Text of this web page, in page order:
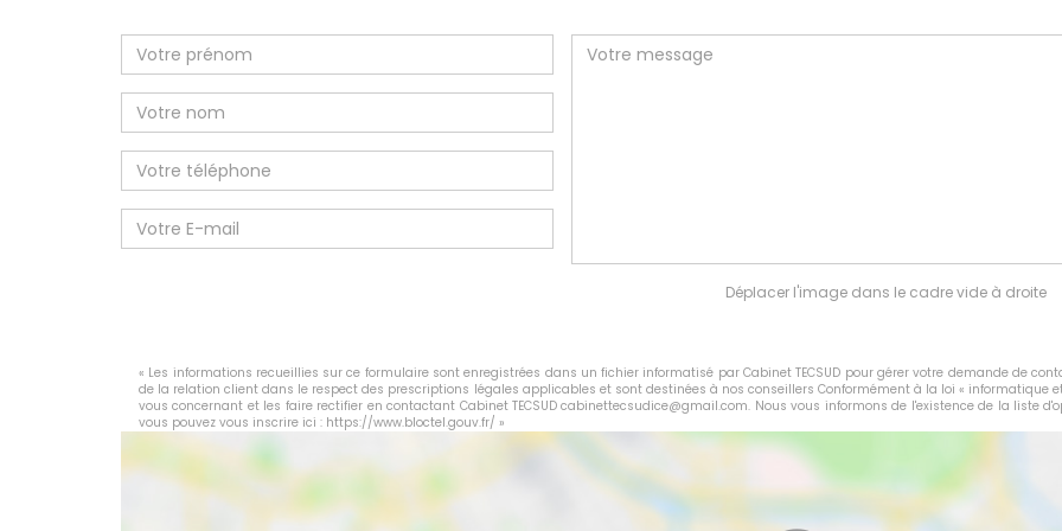
Déplacer l'image dans le cadre vide à droite
« Les informations recueillies sur ce formulaire sont enregistrées dans un fichier informatisé par Cabinet TECSUD pour gérer votre demande de
de la relation client dans le respect des prescriptions légales applicables et sont destinées à nos conseillers Conformément à la loi « informatique
vous concernant et les faire rectifier en contactant Cabinet TECSUD cabinettecsudice@gmail.com. Nous vous informons de l'existence de la liste
vous pouvez vous inscrire ici : https://www.bloctel.gouv.fr/ »